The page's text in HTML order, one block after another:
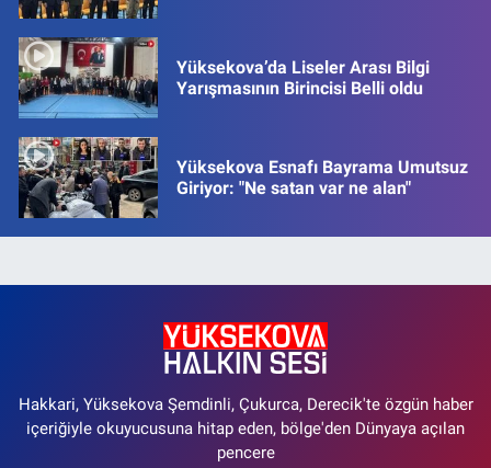
Yüksekova’da Liseler Arası Bilgi
Yarışmasının Birincisi Belli oldu
Yüksekova Esnafı Bayrama Umutsuz
Giriyor: "Ne satan var ne alan"
Hakkari, Yüksekova Şemdinli, Çukurca, Derecik'te özgün haber
içeriğiyle okuyucusuna hitap eden, bölge'den Dünyaya açılan
pencere